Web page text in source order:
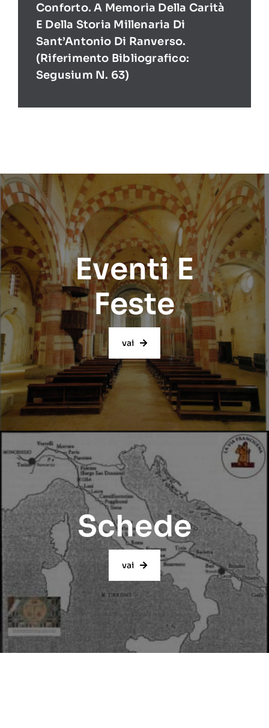
Conforto. A Memoria Della Carità
E Della Storia Millenaria Di
Sant’Antonio Di Ranverso.
(Riferimento Bibliografico:
Segusium N. 63)
Eventi E
Feste
vai
Schede
vai